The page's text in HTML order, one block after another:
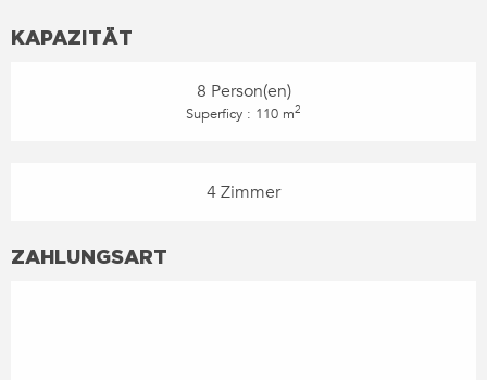
KAPAZITÄT
8 Person(en)
Superficy : 110 m2
4 Zimmer
ZAHLUNGSART